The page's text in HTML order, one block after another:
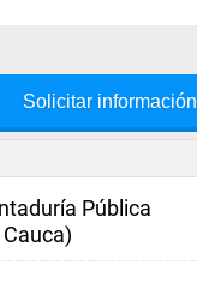
Solicitar información
Pública